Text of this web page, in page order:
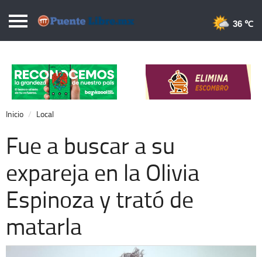
Puentelibre.mx
Local
Nacional
Opinión
Cronos
Economía
Espectáculos
Deportes
Extra +
36 ℃
Inicio Local
Fue a buscar a su
expareja en la Olivia
Espinoza y trató de
matarla